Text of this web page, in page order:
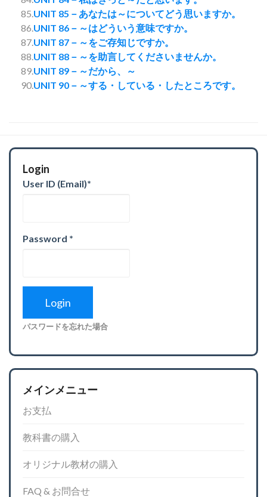
85.UNIT 85－あなたは～についてどう思いますか。
86.UNIT 86－～はどういう意味ですか。
87.UNIT 87－～をご存知じですか。
88.UNIT 88－～を助言してくださいませんか。
89.UNIT 89－～だから、～
90.UNIT 90－～する・している・したところです。
Login
User ID (Email)*
Password *
パスワードを忘れた場合
メインメニュー
お支払
教科書の購入
オリジナル教材の購入
FAQ & お問合せ